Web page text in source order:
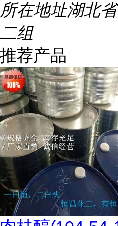
所在地址湖北
二组
推荐产品